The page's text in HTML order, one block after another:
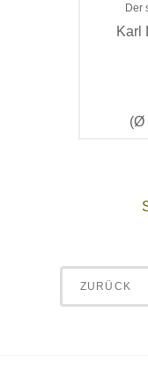
Der
Karl
(Ø
ZURÜCK